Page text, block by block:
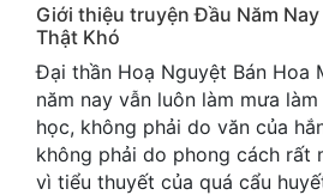
Dị Năng
Gia Đấu
Góc Nhìn Nam
Góc Nhìn Nữ
Giới thiệu truyện Đầu Năm Nay
Thật Khó
Đại thần Hoạ Nguyệt Bán Hoa
năm nay vẫn luôn làm mưa
học, không phải do văn của
không phải do phong cách rất
vì tiểu thuyết của quá cẩu